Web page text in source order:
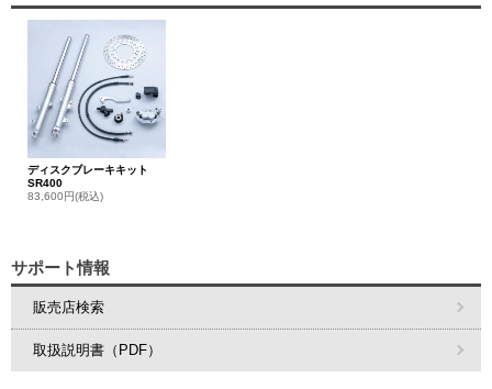
ディスクブレーキキット
SR400
83,600円(税込)
サポート情報
販売店検索
取扱説明書（PDF）